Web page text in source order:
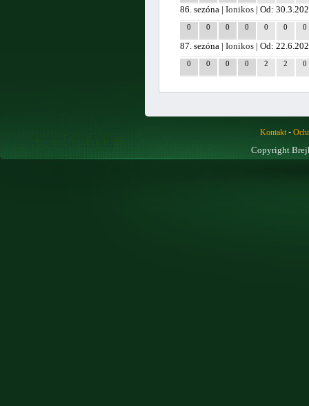
86. sezóna |Ionikos | Od:
0 0 0 0 0 0 0
87. sezóna |Ionikos | Od:
0 0 0 0 2 2 0
Kontakt-
Copyright